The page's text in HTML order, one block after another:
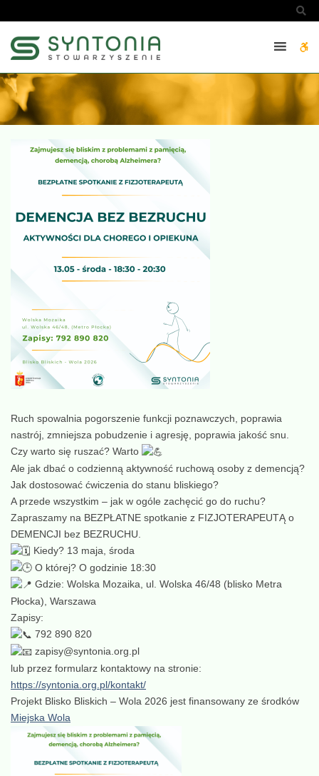
bez
bezruchu
aktywności
-
SYNTONIA
Ruch spowalnia pogorszenie funkcji poznawczych, poprawia
nastrój, zmniejsza pobudzenie i agresję, poprawia jakość snu.
Czy warto się ruszać? Warto
Ale jak dbać o codzienną aktywność ruchową osoby z demencją?
Jak dostosować ćwiczenia do stanu bliskiego?
A przede wszystkim – jak w ogóle zachęcić go do ruchu?
Zapraszamy na BEZPŁATNE spotkanie z FIZJOTERAPEUTĄ o
DEMENCJI bez BEZRUCHU.
Kiedy? 13 maja, środa
O której? O godzinie 18:30
Gdzie: Wolska Mozaika, ul. Wolska 46/48 (blisko Metra
Płocka), Warszawa
Zapisy:
792 890 820
zapisy@syntonia.org.pl
lub przez formularz kontaktowy na stronie:
https://syntonia.org.pl/kontakt/
Projekt Blisko Bliskich – Wola 2026 jest finansowany ze środków
Miejska Wola